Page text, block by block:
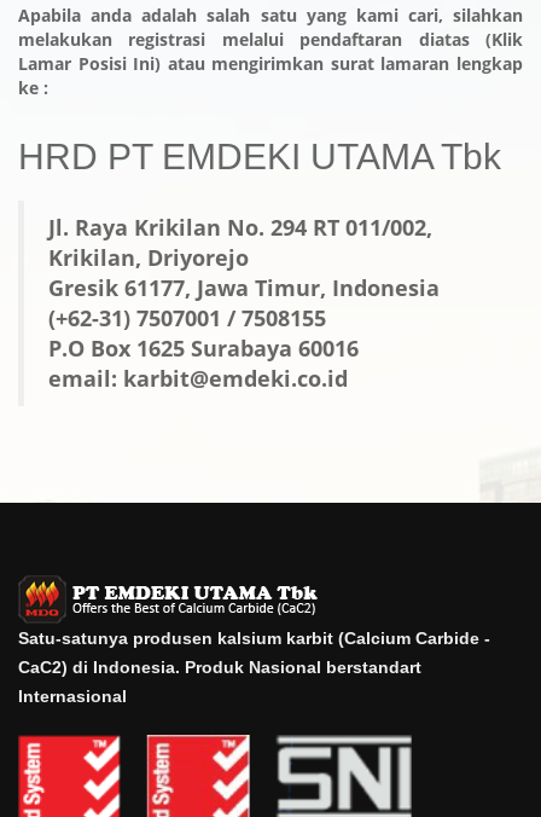
Apabila anda adalah salah satu yang kami cari, silahkan
melakukan registrasi melalui pendaftaran diatas (Klik
Lamar Posisi Ini) atau mengirimkan surat lamaran lengkap
ke :
HRD PT EMDEKI UTAMA Tbk
Jl. Raya Krikilan No. 294 RT 011/002,
Krikilan, Driyorejo
Gresik 61177, Jawa Timur, Indonesia
(+62-31) 7507001 / 7508155
P.O Box 1625 Surabaya 60016
email: karbit@emdeki.co.id
Satu-satunya produsen kalsium karbit (Calcium Carbide -
CaC2) di Indonesia. Produk Nasional berstandart
Internasional